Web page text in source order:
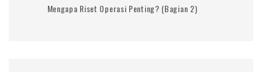
Mengapa Riset Operasi Penting? (Bagian 2)